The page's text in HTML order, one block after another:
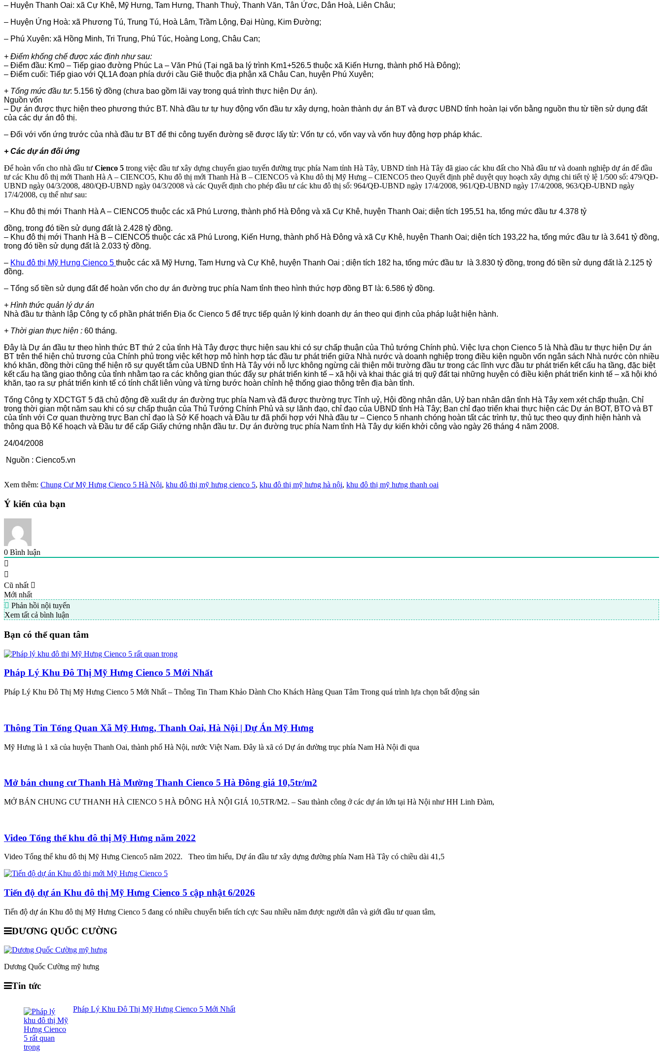
– Huyện Thanh Oai: xã Cự Khê, Mỹ Hưng, Tam Hưng, Thanh Thuỳ, Thanh Văn, Tân Ứơc, Dân Hoà, Liên Châu;
– Huyện Ứng Hoà: xã Phương Tú, Trung Tú, Hoà Lâm, Trầm Lộng, Đại Hùng, Kim Đường;
– Phú Xuyên: xã Hồng Minh, Tri Trung, Phú Túc, Hoàng Long, Châu Can;
+ Điểm khống chế được xác định như sau:
– Điểm đầu: Km0 – Tiếp giao đường Phúc La – Văn Phú (Tại ngã ba lý trình Km1+526.5 thuộc xã Kiến Hưng, thành phố Hà Đông);
– Điểm cuối: Tiếp giao với QL1A đoạn phía dưới cầu Giẽ thuộc địa phận xã Châu Can, huyện Phú Xuyên;
+ Tổng mức đầu tư: 5.156 tỷ đồng (chưa bao gồm lãi vay trong quá trình thực hiện Dự án).
Nguồn vốn
– Dự án được thực hiện theo phương thức BT. Nhà đầu tư tự huy động vốn đầu tư xây dựng, hoàn thành dự án BT và được UBND tỉnh hoàn lại vốn bằng nguồn thu từ tiền sử dụng đất
của các dự án đô thị.
– Đối với vốn ứng trước của nhà đầu tư BT để thi công tuyến đường sẽ được lấy từ: Vốn tự có, vốn vay và vốn huy động hợp pháp khác.
+ Các dự án đối ứng
Để hoàn vốn cho nhà đầu tư Cienco 5 trong việc đầu tư xây dựng chuyển giao tuyến đường trục phía Nam tỉnh Hà Tây, UBND tỉnh Hà Tây đã giao các khu đất cho Nhà đầu tư và doanh nghiệp dự án để đầu
tư các Khu đô thị mới Thanh Hà A – CIENCO5, Khu đô thị mới Thanh Hà B – CIENCO5 và Khu đô thị Mỹ Hưng – CIENCO5 theo Quyết định phê duyệt quy hoạch xây dựng chi tiết tỷ lệ 1/500 số: 479/QĐ-
UBND ngày 04/3/2008, 480/QĐ-UBND ngày 04/3/2008 và các Quyết định cho phép đầu tư các khu đô thị số: 964/QĐ-UBND ngày 17/4/2008, 961/QĐ-UBND ngày 17/4/2008, 963/QĐ-UBND ngày
17/4/2008, cụ thể như sau:
– Khu đô thị mới Thanh Hà A – CIENCO5 thuộc các xã Phú Lương, thành phố Hà Đông và xã Cự Khê, huyện Thanh Oai; diện tích 195,51 ha, tổng mức đầu tư 4.378 tỷ
đồng, trong đó tiền sử dụng đất là 2.428 tỷ đồng.
– Khu đô thị mới Thanh Hà B – CIENCO5 thuộc các xã Phú Lưong, Kiến Hưng, thành phố Hà Đông và xã Cự Khê, huyện Thanh Oai; diện tích 193,22 ha, tổng mức đầu tư là 3.641 tỷ đồng,
trong đó tiền sử dụng đất là 2.033 tỷ đồng.
– Khu đô thị Mỹ Hưng Cienco 5 thuộc các xã Mỹ Hưng, Tam Hưng và Cự Khê, huyện Thanh Oai ; diện tích 182 ha, tổng mức đầu tư là 3.830 tỷ đồng, trong đó tiền sử dụng đất là 2.125 tỷ
đồng.
– Tổng số tiền sử dụng đất để hoàn vốn cho dự án đường trục phía Nam tỉnh theo hình thức hợp đồng BT là: 6.586 tỷ đồng.
+ Hình thức quản lý dự án
Nhà đầu tư thành lập Công ty cổ phần phát triển Địa ốc Cienco 5 để trực tiếp quản lý kinh doanh dự án theo qui định của pháp luật hiện hành.
+ Thời gian thực hiện : 60 tháng.
Đây là Dự án đầu tư theo hình thức BT thứ 2 của tỉnh Hà Tây được thực hiện sau khi có sự chấp thuận của Thủ tướng Chính phủ. Việc lựa chọn Cienco 5 là Nhà đầu tư thực hiện Dự án
BT trên thể hiện chủ trương của Chính phủ trong việc kết hợp mô hình hợp tác đầu tư phát triển giữa Nhà nước và doanh nghiệp trong điều kiện nguồn vốn ngân sách Nhà nước còn nhiều
khó khăn, đồng thời cũng thể hiện rõ sự quyết tâm của UBND tỉnh Hà Tây với nỗ lực không ngừng cải thiện môi trường đầu tư trong các lĩnh vực đầu tư phát triển kết cấu hạ tầng, đặc biệt
kết cấu hạ tầng giao thông của tỉnh nhằm tạo ra các không gian thúc đẩy sự phát triển kinh tế – xã hội và khai thác giá trị quỹ đất tại những huyện có điều kiện phát triển kinh tế – xã hội khó
khăn, tạo ra sự phát triển kinh tế có tính chất liên vùng và từng bước hoàn chỉnh hệ thống giao thông trên địa bàn tỉnh.
Tổng Công ty XDCTGT 5 đã chủ động đề xuất dự án đường trục phía Nam và đã được thường trực Tỉnh uỷ, Hội đồng nhân dân, Uỷ ban nhân dân tỉnh Hà Tây xem xét chấp thuận. Chỉ
trong thời gian một năm sau khi có sự chấp thuận của Thủ Tướng Chính Phủ và sự lãnh đạo, chỉ đạo của UBND tỉnh Hà Tây; Ban chỉ đạo triển khai thực hiện các Dự án BOT, BTO và BT
của tỉnh với Cơ quan thường trực Ban chỉ đạo là Sở Kế hoạch và Đầu tư đã phối hợp với Nhà đầu tư – Cienco 5 nhanh chóng hoàn tất các trình tự, thủ tục theo quy định hiện hành và
thông qua Bộ Kế hoạch và Đầu tư để cấp Giấy chứng nhận đầu tư. Dự án đường trục phía Nam tỉnh Hà Tây dự kiến khởi công vào ngày 26 tháng 4 năm 2008.
24/04/2008
Nguồn : Cienco5.vn
Xem thêm: Chung Cư Mỹ Hưng Cienco 5 Hà Nội, khu đô thị mỹ hưng cienco 5, khu đô thị mỹ hưng hà nội, khu đô thị mỹ hưng thanh oai
Ý kiến của bạn
0 Bình luận
Cũ nhất
Mới nhất
Phản hồi nội tuyến
Xem tất cả bình luận
Bạn có thể quan tâm
Pháp Lý Khu Đô Thị Mỹ Hưng Cienco 5 Mới Nhất
Pháp Lý Khu Đô Thị Mỹ Hưng Cienco 5 Mới Nhất – Thông Tin Tham Khảo Dành Cho Khách Hàng Quan Tâm Trong quá trình lựa chọn bất động sản
Thông Tin Tổng Quan Xã Mỹ Hưng, Thanh Oai, Hà Nội | Dự Án Mỹ Hưng
Mỹ Hưng là 1 xã của huyện Thanh Oai, thành phố Hà Nội, nước Việt Nam. Đây là xã có Dự án đường trục phía Nam Hà Nội đi qua
Mở bán chung cư Thanh Hà Mường Thanh Cienco 5 Hà Đông giá 10,5tr/m2
MỞ BÁN CHUNG CƯ THANH HÀ CIENCO 5 HÀ ĐÔNG HÀ NỘI GIÁ 10,5TR/M2. – Sau thành công ở các dự án lớn tại Hà Nội như HH Linh Đàm,
Video Tổng thể khu đô thị Mỹ Hưng năm 2022
Video Tổng thể khu đô thị Mỹ Hưng Cienco5 năm 2022. Theo tìm hiểu, Dự án đầu tư xây dựng đường phía Nam Hà Tây có chiều dài 41,5
Tiến độ dự án Khu đô thị Mỹ Hưng Cienco 5 cập nhật 6/2026
Tiến độ dự án Khu đô thị Mỹ Hưng Cienco 5 đang có nhiều chuyển biến tích cực Sau nhiều năm được người dân và giới đầu tư quan tâm,
DƯƠNG QUỐC CƯỜNG
Dương Quốc Cường mỹ hưng
Tin tức
Pháp Lý Khu Đô Thị Mỹ Hưng Cienco 5 Mới Nhất